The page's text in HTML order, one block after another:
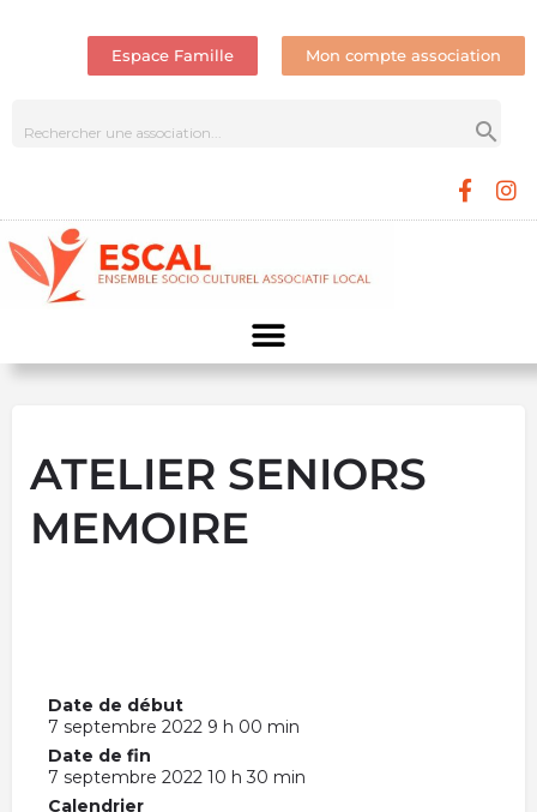
Espace Famille Mon compte association
ATELIER SENIORS
MEMOIRE
Date de début
7 septembre 2022 9 h 00 min
Date de fin
7 septembre 2022 10 h 30 min
Calendrier